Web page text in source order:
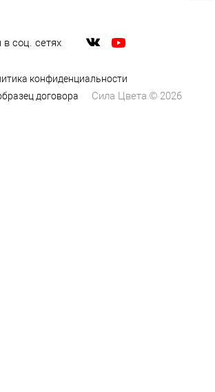
соц. сетях
конфиденциальности
договора
Сила Цвета © 2026